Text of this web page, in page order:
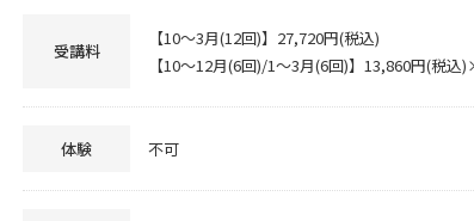
受講料
【10～3月(12回)】27,720円(税込)
【10～12月(6回)/1～3月(6回)】13,860円(税込
体験 不可